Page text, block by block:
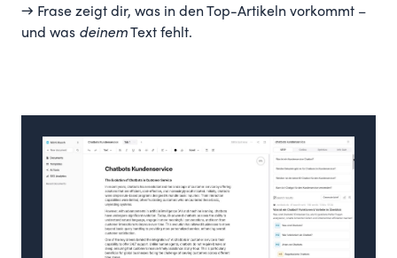
→ Frase zeigt dir, was in den Top-Artikeln vorkommt –
und was deinemText fehlt.